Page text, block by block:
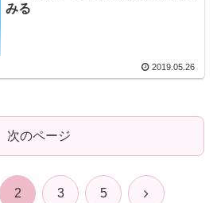
みる
2019.05.26
次のページ
2 3 5 次